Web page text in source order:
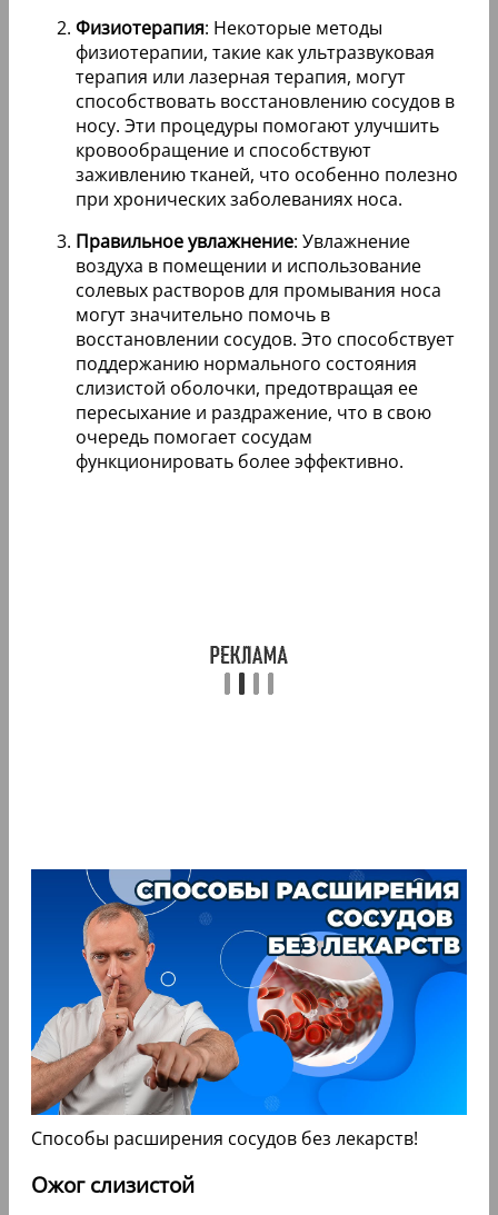
Физиотерапия: Некоторые методы
физиотерапии, такие как ультразвуковая
терапия или лазерная терапия, могут
способствовать восстановлению сосудов в
носу. Эти процедуры помогают улучшить
кровообращение и способствуют
заживлению тканей, что особенно полезно
при хронических заболеваниях носа.
Правильное увлажнение: Увлажнение
воздуха в помещении и использование
солевых растворов для промывания носа
могут значительно помочь в
восстановлении сосудов. Это способствует
поддержанию нормального состояния
слизистой оболочки, предотвращая ее
пересыхание и раздражение, что в свою
очередь помогает сосудам
функционировать более эффективно.
Способы расширения сосудов без лекарств!
Ожог слизистой